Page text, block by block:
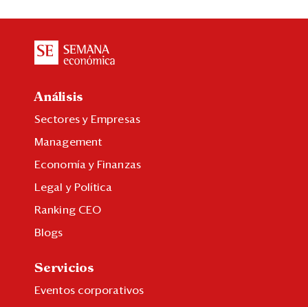
Análisis
Sectores y Empresas
Management
Economía y Finanzas
Legal y Política
Ranking CEO
Blogs
Servicios
Eventos corporativos